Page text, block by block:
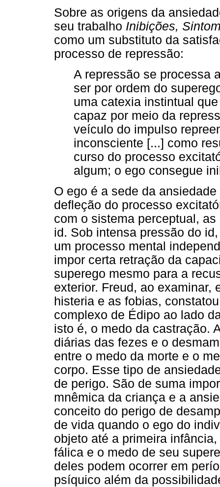
Sobre as origens da
seu trabalho Inibições,
como um substituto da
processo de repressão:
A repressão se processa
ser por ordem do
uma catexia instintual
capaz por meio da
veículo do impulso
inconsciente [...] como
curso do processo
algum; o ego consegue
O ego é a sede da
defleção do processo
com o sistema perceptual,
id. Sob intensa pressão do
um processo mental
impor certa retração da
superego mesmo para a
exterior. Freud, ao examinar,
histeria e as fobias,
complexo de Édipo ao lado
isto é, o medo da castração.
diárias das fezes e o
entre o medo da morte e o
corpo. Esse tipo de
de perigo. São de suma
mnêmica da criança e a
conceito do perigo de
de vida quando o ego do
objeto até a primeira
fálica e o medo de seu
deles podem ocorrer em
psíquico além da